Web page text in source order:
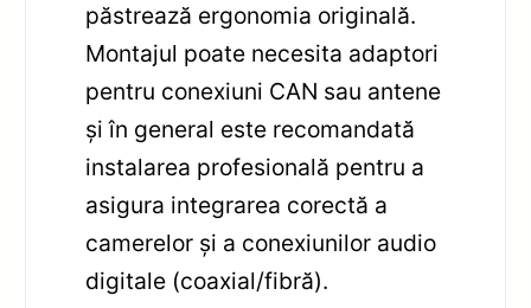
păstrează ergonomia originală.
Montajul poate necesita adaptori
pentru conexiuni CAN sau antene
și în general este recomandată
instalarea profesională pentru a
asigura integrarea corectă a
camerelor și a conexiunilor audio
digitale (coaxial/fibră).